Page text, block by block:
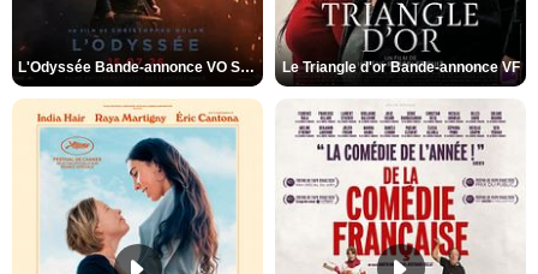
L'Odyssée Bande-annonce VO STFR Le Triangle d'or Bande-annonce VF